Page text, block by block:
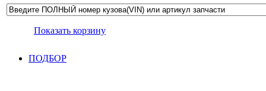
Показать корзину
ПОДБОР